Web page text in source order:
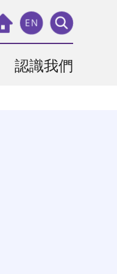
EN
認識我們